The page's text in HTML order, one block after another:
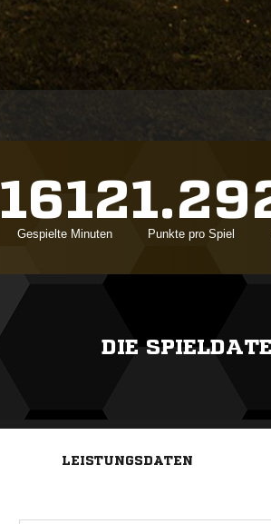
1612
Gespielte Minuten
1.29
Punkte pro Spiel
DIE
LEISTUNGSDATEN